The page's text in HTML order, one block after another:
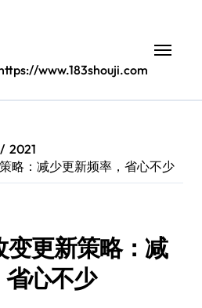
www.183shouji.com
2021
略：减少更新频率，省心不少
变更新策略：减
心不少